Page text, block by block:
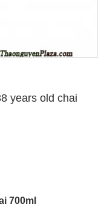
years old chai
700ml